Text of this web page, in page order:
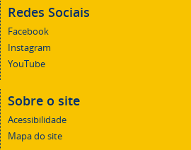
Redes Sociais
Facebook
Instagram
YouTube
Sobre o site
Acessibilidade
Mapa do site